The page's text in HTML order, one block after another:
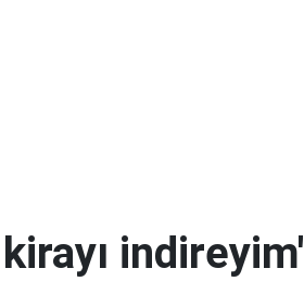
indireyim'